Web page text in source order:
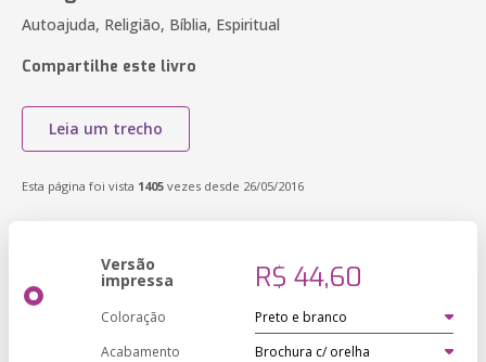
Autoajuda, Religião, Bíblia, Espiritual
Compartilhe este livro
Leia um trecho
Esta página foi vista 1405 vezes desde 26/05/2016
Versão
impressa R$ 44,60
Coloração
Acabamento